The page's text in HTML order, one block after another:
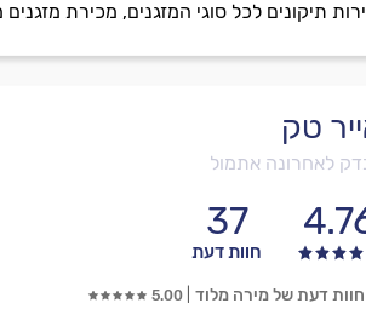
תיקונים לכל סוגי המזגנים, מכירת
טק
לאחרונה אתמול
37
חוות דעת
חוות דעת של מירה מלוד 5.00